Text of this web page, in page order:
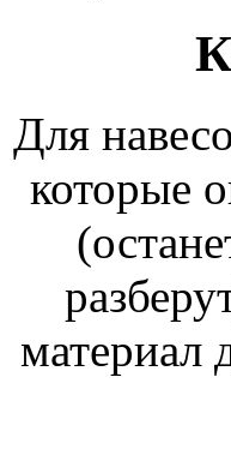
Для
которые
материал